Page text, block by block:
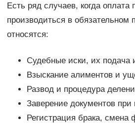
Есть ряд случаев, когда
производиться в обязательном
относятся:
Судебные иски, их подача
Взыскание алиментов и
Развод и процедура
Заверение документов
Регистрация брака,